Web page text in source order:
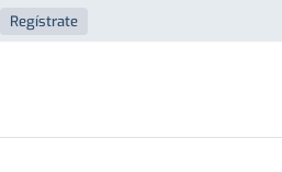
Regístrate